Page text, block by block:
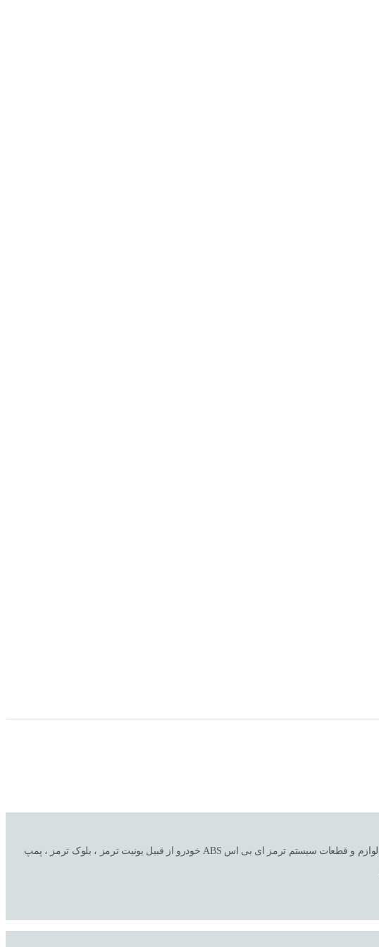
فروشگاه اینترنتی و تعمیرگاه ترمز اتحاد ( صداقت سابق ) با سالها تجربه در امور خرید و فروش تکی و عمده به همراه نصب و تعمیر و تعویض کلیه لوازم و قطعات سیستم ترمز ای بی اس ABS خودرو از قبیل یونیت ترمز ، بلوک ترمز ، پمپ